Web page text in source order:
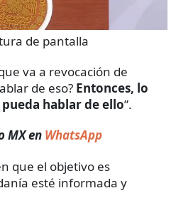
de pantalla
va a revocación de
de eso? Entonces, lo
hablar de ello”.
MX en WhatsApp
que el objetivo es
esté informada y